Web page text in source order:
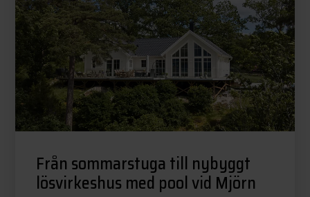
Från sommarstuga till nybyggt
lösvirkeshus med pool vid Mjörn